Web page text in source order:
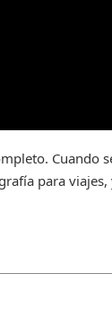
Cuando
para